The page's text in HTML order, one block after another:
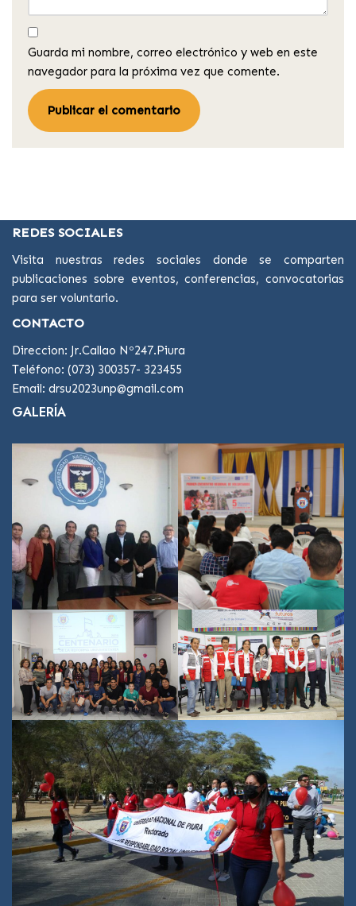
Guarda mi nombre, correo electrónico y web en este
navegador para la próxima vez que comente.
REDES SOCIALES
Visita nuestras redes sociales donde se comparten
publicaciones sobre eventos, conferencias, convocatorias
para ser voluntario.
CONTACTO
Direccion: Jr.Callao Nº247.Piura
Teléfono: (073) 300357- 323455
Email: drsu2023unp@gmail.com
GALERÍA